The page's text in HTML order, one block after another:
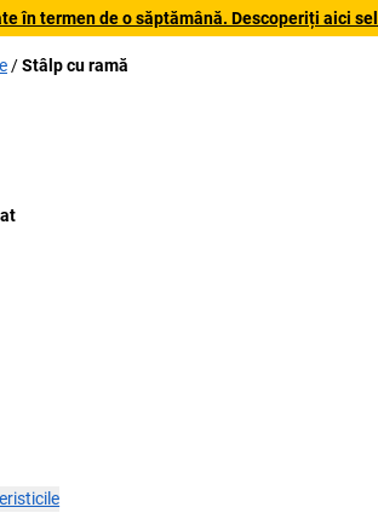
în termen de o săptămână. Descoperiți aici
Stâlp cu ramă